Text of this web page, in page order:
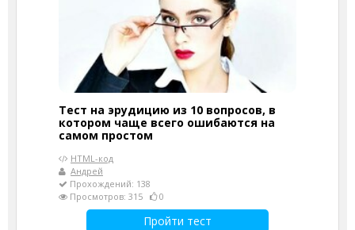
Тест на эрудицию из 10 вопросов, в
котором чаще всего ошибаются на
самом простом
HTML-код
Андрей
Прохождений: 138
Просмотров: 315
0
Пройти тест